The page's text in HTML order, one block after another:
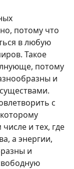
потому что
в любую
Такое
потому
и
с
и тех, где
а энергии,
и